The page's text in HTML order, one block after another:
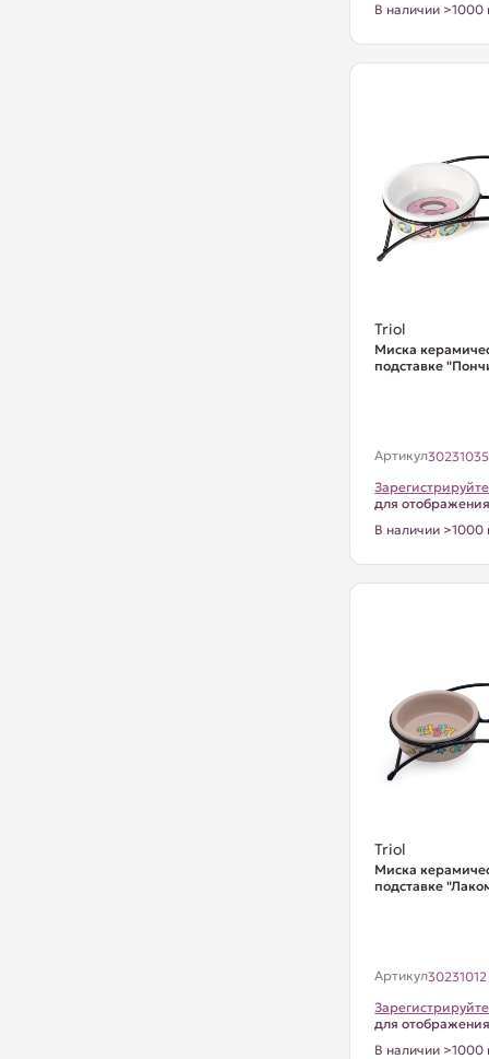
В наличии >1000
Triol
Миска
подставке
Артикул30231035
для
В наличии >1000
Triol
Миска
подставке
Артикул30231012
для
В наличии >1000